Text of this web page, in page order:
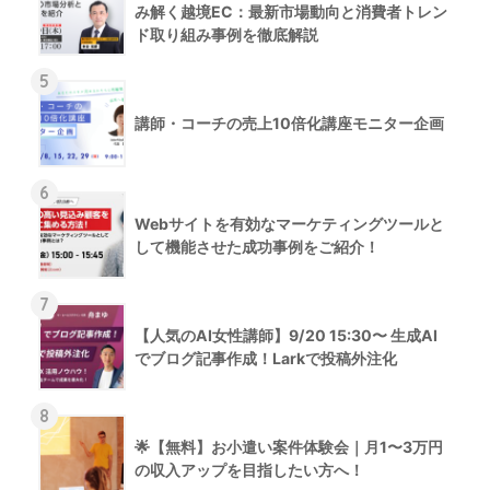
み解く越境EC：最新市場動向と消費者トレン
ド取り組み事例を徹底解説
5
講師・コーチの売上10倍化講座モニター企画
6
Webサイトを有効なマーケティングツールと
して機能させた成功事例をご紹介！
7
【人気のAI女性講師】9/20 15:30〜 生成AI
でブログ記事作成！Larkで投稿外注化
8
🌟【無料】お小遣い案件体験会｜月1〜3万円
の収入アップを目指したい方へ！